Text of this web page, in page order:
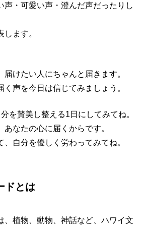
声・可愛い声・澄んだ声だったりし
ます。
けたい人にちゃんと届きます。
声を今日は信じてみましょう。
を賛美し整える1日にしてみてね。
あなたの心に届くからです。
自分を優しく労わってみてね。
ドとは
、植物、動物、神話など、ハワイ文